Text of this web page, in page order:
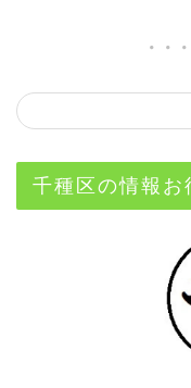
千種区の情報お